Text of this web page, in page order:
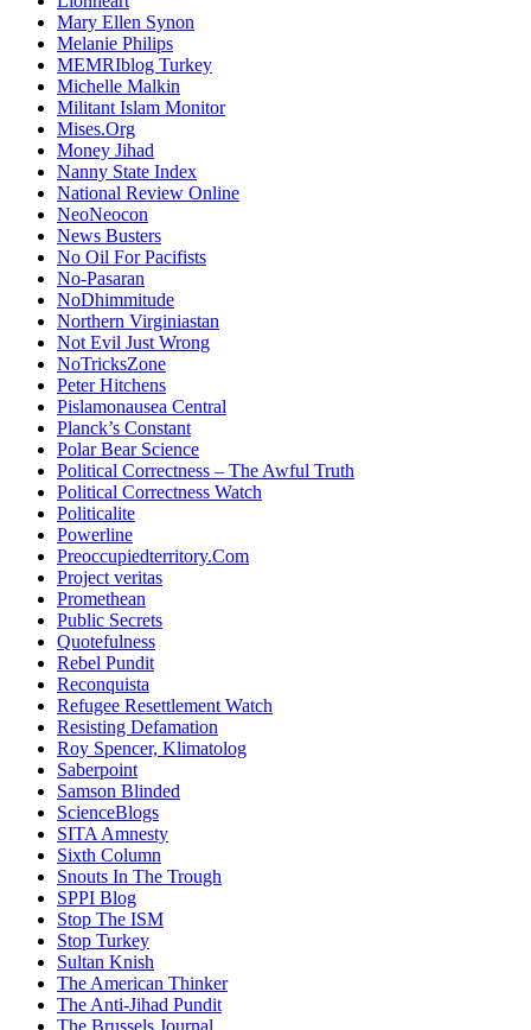
Mary Ellen Synon
Melanie Philips
MEMRIblog Turkey
Michelle Malkin
Militant Islam Monitor
Mises.Org
Money Jihad
Nanny State Index
National Review Online
NeoNeocon
News Busters
No Oil For Pacifists
No-Pasaran
NoDhimmitude
Northern Virginiastan
Not Evil Just Wrong
NoTricksZone
Peter Hitchens
Pislamonausea Central
Planck’s Constant
Polar Bear Science
Political Correctness – The Awful Truth
Political Correctness Watch
Politicalite
Powerline
Preoccupiedterritory.Com
Project veritas
Promethean
Public Secrets
Quotefulness
Rebel Pundit
Reconquista
Refugee Resettlement Watch
Resisting Defamation
Roy Spencer, Klimatolog
Saberpoint
Samson Blinded
ScienceBlogs
SITA Amnesty
Sixth Column
Snouts In The Trough
SPPI Blog
Stop The ISM
Stop Turkey
Sultan Knish
The American Thinker
The Anti-Jihad Pundit